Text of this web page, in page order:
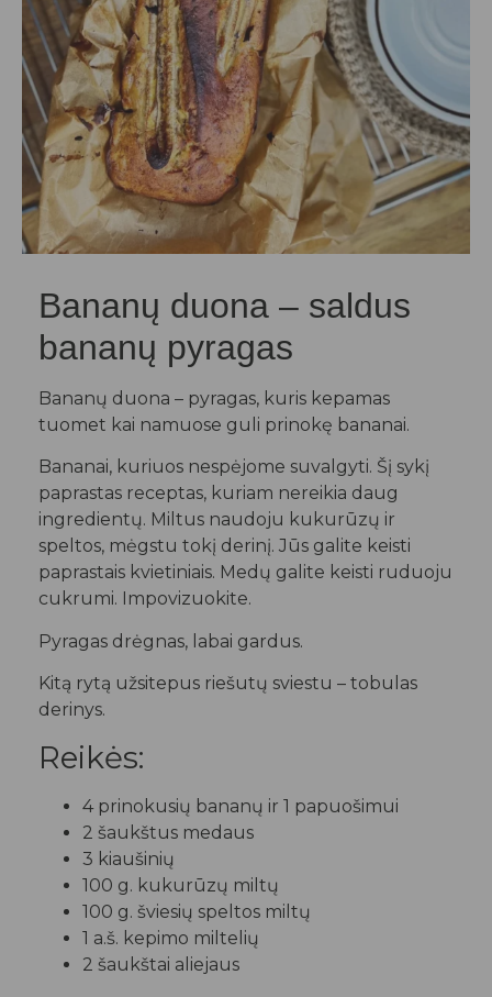
Bananų duona – saldus
bananų pyragas
Bananų duona – pyragas, kuris kepamas
tuomet kai namuose guli prinokę bananai.
Bananai, kuriuos nespėjome suvalgyti. Šį sykį
paprastas receptas, kuriam nereikia daug
ingredientų. Miltus naudoju kukurūzų ir
speltos, mėgstu tokį derinį. Jūs galite keisti
paprastais kvietiniais. Medų galite keisti ruduoju
cukrumi. Impovizuokite.
Pyragas drėgnas, labai gardus.
Kitą rytą užsitepus riešutų sviestu – tobulas
derinys.
Reikės:
4 prinokusių bananų ir 1 papuošimui
2 šaukštus medaus
3 kiaušinių
100 g. kukurūzų miltų
100 g. šviesių speltos miltų
1 a.š. kepimo miltelių
2 šaukštai aliejaus